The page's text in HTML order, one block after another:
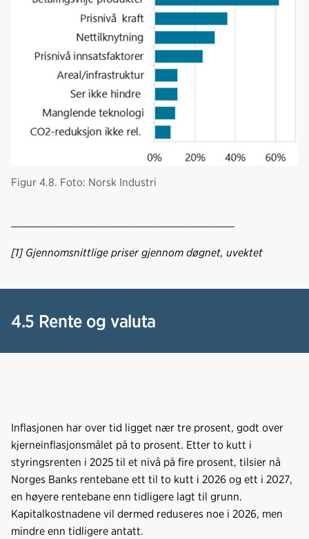
Figur 4.8. Foto: Norsk Industri
[1] Gjennomsnittlige priser gjennom døgnet, uvektet
4.5 Rente og valuta
Inflasjonen har over tid ligget nær tre prosent, godt over
kjerneinflasjonsmålet på to prosent. Etter to kutt i
styringsrenten i 2025 til et nivå på fire prosent, tilsier nå
Norges Banks rentebane ett til to kutt i 2026 og ett i 2027,
en høyere rentebane enn tidligere lagt til grunn.
Kapitalkostnadene vil dermed reduseres noe i 2026, men
mindre enn tidligere antatt.